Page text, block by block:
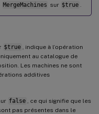
MergeMachines sur $true
$true
, indique à l’opération
au catalogue de
Les machines ne sont
additives
false
, ce qui signifie que les
pas présentes dans le